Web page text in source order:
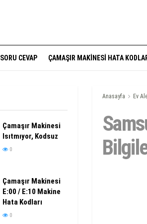
SORU CEVAP ÇAMAŞIR MAKINESI HATA
Anasayfa Ev
Çamaşır Makinesi
Isıtmıyor, Kodsuz
0
Çamaşır Makinesi
E:00 / E:10 Makine
Hata Kodları
0